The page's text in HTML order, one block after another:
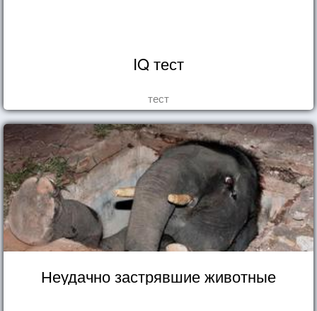
IQ тест
тест
Неудачно застрявшие животные